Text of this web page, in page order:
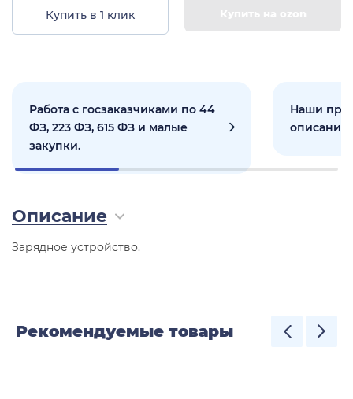
Купить в 1 клик Купить на ozon
Работа с госзаказчиками по 44
ФЗ, 223 ФЗ, 615 ФЗ и малые
закупки.
Наши
Описание
Зарядное устройство.
Рекомендуемые товары